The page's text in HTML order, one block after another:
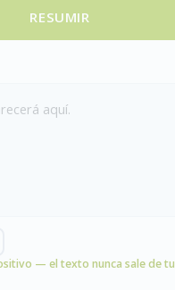
RESUMIR
aquí.
— el texto nunca sale de tu